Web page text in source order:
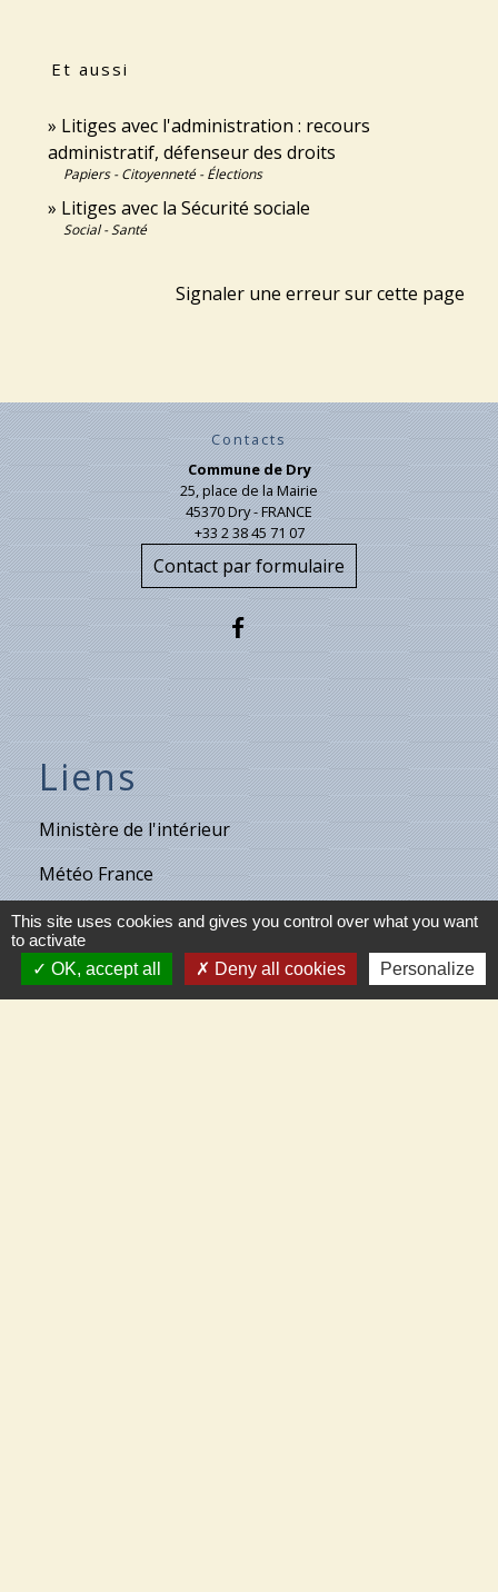
Et aussi
Litiges avec l'administration : recours
administratif, défenseur des droits
Papiers - Citoyenneté - Élections
Litiges avec la Sécurité sociale
Social - Santé
Signaler une erreur sur cette page
Contacts
Commune de Dry
25, place de la Mairie
45370 Dry - FRANCE
+33 2 38 45 71 07
Contact par formulaire
Liens
Ministère de l'intérieur
Météo France
Vigicrues
Son & Lumières de Cléry
Maison de retraite de Villecante
This site uses cookies and gives you control over what you want
to activate
OK, accept all
Deny all cookies Personalize